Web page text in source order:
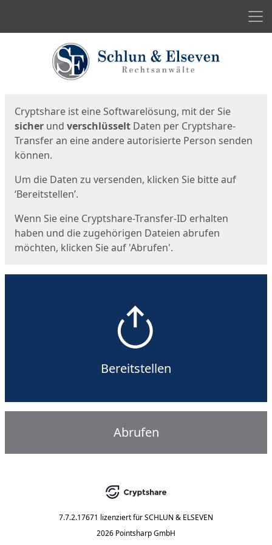
Cryptshare ist eine Softwarelösung, mit der Sie
sicher und verschlüsselt Daten per Cryptshare-
Transfer an eine andere autorisierte Person senden
können.
Um die Daten zu versenden, klicken Sie bitte auf
‘Bereitstellen’.
Wenn Sie eine Cryptshare-Transfer-ID erhalten
haben und die zugehörigen Dateien abrufen
möchten, klicken Sie auf 'Abrufen'.
Bereitstellen
Abrufen
7.7.2.17671 lizenziert fürSCHLUN & ELSEVEN
2026 Pointsharp GmbH